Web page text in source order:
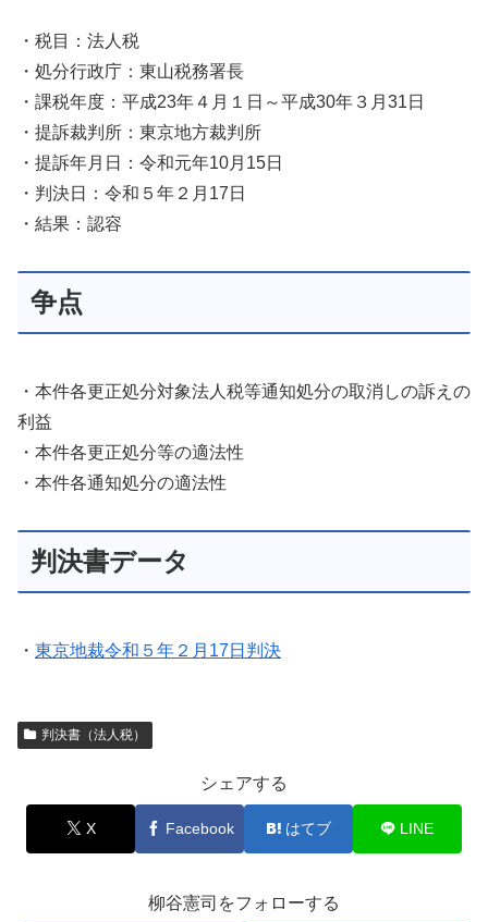
・税目：法人税
・処分行政庁：東山税務署長
・課税年度：平成23年４月１日～平成30年３月31日
・提訴裁判所：東京地方裁判所
・提訴年月日：令和元年10月15日
・判決日：令和５年２月17日
・結果：認容
争点
・本件各更正処分対象法人税等通知処分の取消しの訴えの
利益
・本件各更正処分等の適法性
・本件各通知処分の適法性
判決書データ
・ 東京地裁令和５年２月17日判決
判決書（法人税）
シェアする
X Facebook はてブ LINE
柳谷憲司をフォローする